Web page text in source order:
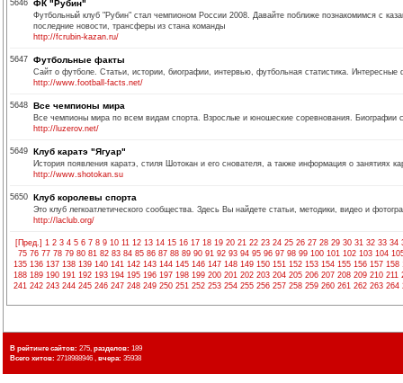
5646 ФК "Рубин"
Футбольный клуб "Рубин" стал чемпионом России 2008. Давайте поближе познакомимся с
последние новости, трансферы из стана команды
http://fcrubin-kazan.ru/
5647 Футбольные факты
Сайт о футболе. Статьи, истории, биографии, интервью, футбольная статистика.
http://www.football-facts.net/
5648 Все чемпионы мира
Все чемпионы мира по всем видам спорта. Взрослые и юношеские соревнования. Биографии
http://luzerov.net/
5649 Клуб каратэ "Ягуар"
История появления каратэ, стиля Шотокан и его снователя, а также информация о занятиях
http://www.shotokan.su
5650 Клуб королевы спорта
Это клуб легкоатлетического сообщества. Здесь Вы найдете статьи, методики, видео и
http://laclub.org/
[Пред.] 1 2 3 4 5 6 7 8 9 10 11 12 13 14 15 16 17 18 19 20 21 22 23 24 25 26 27 28 29 30 31 32 33 34
75 76 77 78 79 80 81 82 83 84 85 86 87 88 89 90 91 92 93 94 95 96 97 98 99 100 101 102 103 104
135 136 137 138 139 140 141 142 143 144 145 146 147 148 149 150 151 152 153 154 155 156 157 158
188 189 190 191 192 193 194 195 196 197 198 199 200 201 202 203 204 205 206 207 208 209 210 211
241 242 243 244 245 246 247 248 249 250 251 252 253 254 255 256 257 258 259 260 261 262 263 264
В рейтинге сайтов: 275, разделов: 189
Всего хитов: 2718988946 , вчера: 35938